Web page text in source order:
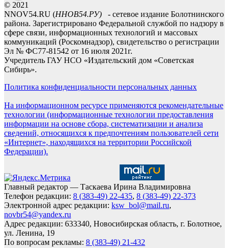
© 2021
NNOV54.RU (ННОВ54.РУ) - сетевое издание Болотнинского
района. Зарегистрировано Федеральной службой по надзору в
сфере связи, информационных технологий и массовых
коммуникаций (Роскомнадзор), свидетельство о регистрации
Эл № ФС77-81542 от 16 июля 2021г.
Учредитель ГАУ НСО «Издательский дом «Советская
Сибирь».
Политика конфиденциальности персональных данных
На информационном ресурсе применяются рекомендательные
технологии (информационные технологии предоставления
информации на основе сбора, систематизации и анализа
сведений, относящихся к предпочтениям пользователей сети
«Интернет», находящихся на территории Российской
Федерации).
Главный редактор — Таскаева Ирина Владимировна
Телефон редакции: 8 (383-49) 22-435, 8 (383-49) 22-373
Электронной адрес редакции: ksw_bol@mail.ru,
novbr54@yandex.ru
Адрес редакции: 633340, Новосибирская область, г. Болотное,
ул. Ленина, 19
По вопросам рекламы: 8 (383-49) 21-432